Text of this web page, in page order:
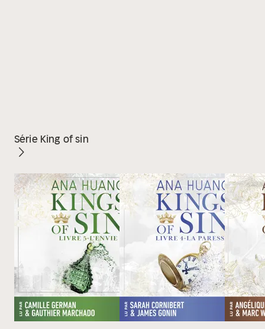
Série King of sin